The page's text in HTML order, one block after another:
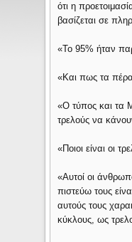
ότι η
βασίζεται σε
«Το 95% ήταν
«Και πως τα
«Ο τύπος και τα
τρελούς να
«Ποιοι είναι οι
«Αυτοί οι
πιστεύω τους
αυτούς τους
κύκλους, ως